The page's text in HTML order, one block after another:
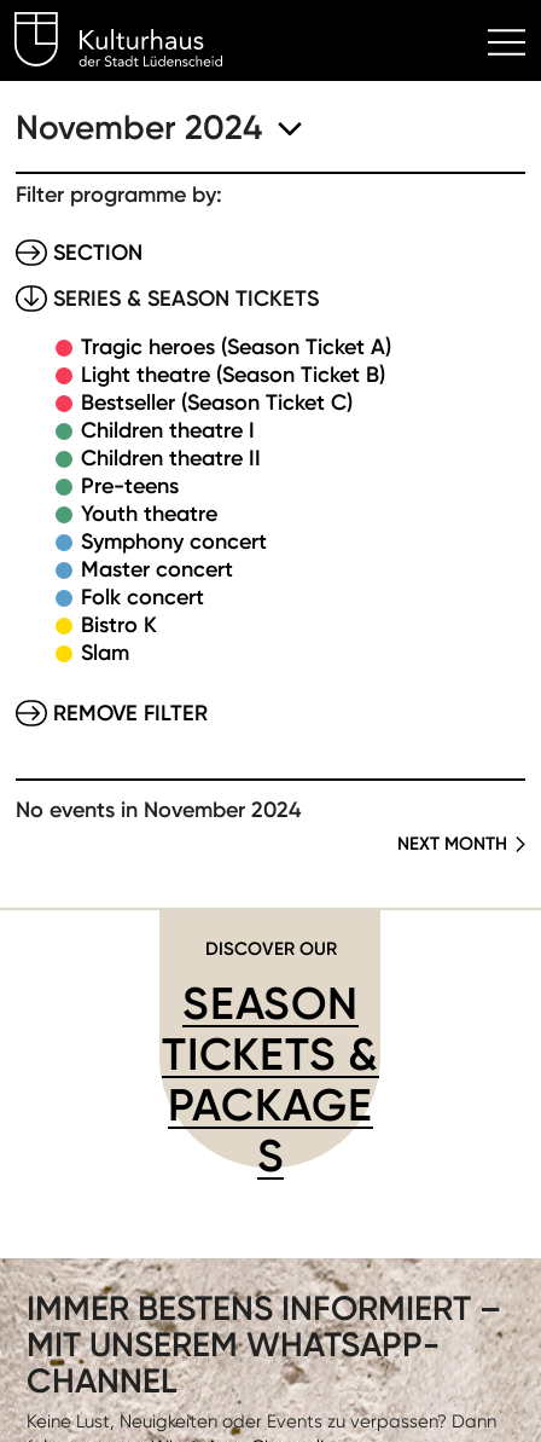
Kulturhaus Lüdenscheid
November 2024
Filter programme by:
SECTION
SERIES & SEASON TICKETS
Tragic heroes (Season Ticket A)
Light theatre (Season Ticket B)
Bestseller (Season Ticket C)
Children theatre I
Children theatre II
Pre-teens
Youth theatre
Symphony concert
Master concert
Folk concert
Bistro K
Slam
REMOVE FILTER
No events in November 2024
NEXT MONTH
DISCOVER OUR
SEASON
TICKETS &
PACKAGE
S
IMMER BESTENS INFORMIERT –
MIT UNSEREM WHATSAPP-
CHANNEL
Keine Lust, Neuigkeiten oder Events zu verpassen? Dann